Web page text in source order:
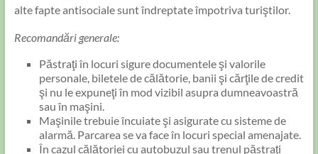
alte fapte antisociale sunt îndreptate împotriva turiştilor.
Recomandări generale:
Păstraţi în locuri sigure documentele şi valorile
personale, biletele de călătorie, banii şi cărţile de credit
şi nu le expuneţi în mod vizibil asupra dumneavoastră
sau în maşini.
Maşinile trebuie încuiate şi asigurate cu sisteme de
alarmă. Parcarea se va face în locuri special amenajate.
În cazul călătoriei cu autobuzul sau trenul păstraţi